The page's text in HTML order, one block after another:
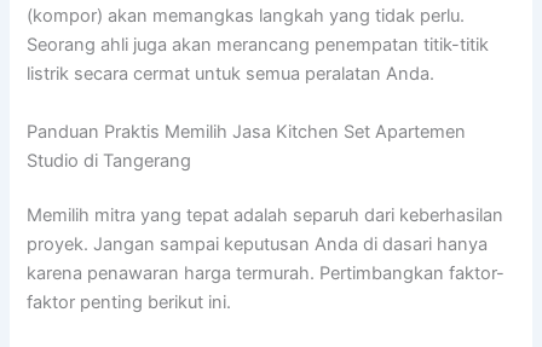
(kompor) akan memangkas langkah yang tidak perlu.
Seorang ahli juga akan merancang penempatan titik-titik
listrik secara cermat untuk semua peralatan Anda.
Panduan Praktis Memilih Jasa Kitchen Set Apartemen
Studio di Tangerang
Memilih mitra yang tepat adalah separuh dari keberhasilan
proyek. Jangan sampai keputusan Anda di dasari hanya
karena penawaran harga termurah. Pertimbangkan faktor-
faktor penting berikut ini.